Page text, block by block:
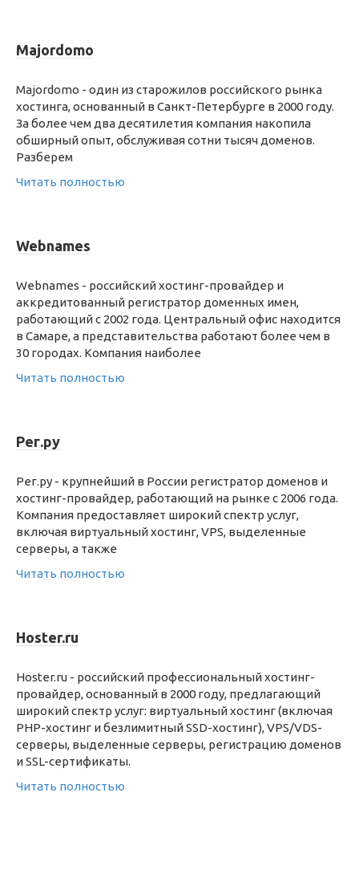
Majordomo
Majordomo - один из старожилов российского рынка
хостинга, основанный в Санкт-Петербурге в 2000 году.
За более чем два десятилетия компания накопила
обширный опыт, обслуживая сотни тысяч доменов.
Разберем
Читать полностью
Webnames
Webnames - российский хостинг-провайдер и
аккредитованный регистратор доменных имен,
работающий с 2002 года. Центральный офис находится
в Самаре, а представительства работают более чем в
30 городах. Компания наиболее
Читать полностью
Рег.ру
Рег.ру - крупнейший в России регистратор доменов и
хостинг-провайдер, работающий на рынке с 2006 года.
Компания предоставляет широкий спектр услуг,
включая виртуальный хостинг, VPS, выделенные
серверы, а также
Читать полностью
Hoster.ru
Hoster.ru - российский профессиональный хостинг-
провайдер, основанный в 2000 году, предлагающий
широкий спектр услуг: виртуальный хостинг (включая
PHP-хостинг и безлимитный SSD-хостинг), VPS/VDS-
серверы, выделенные серверы, регистрацию доменов
и SSL-сертификаты.
Читать полностью